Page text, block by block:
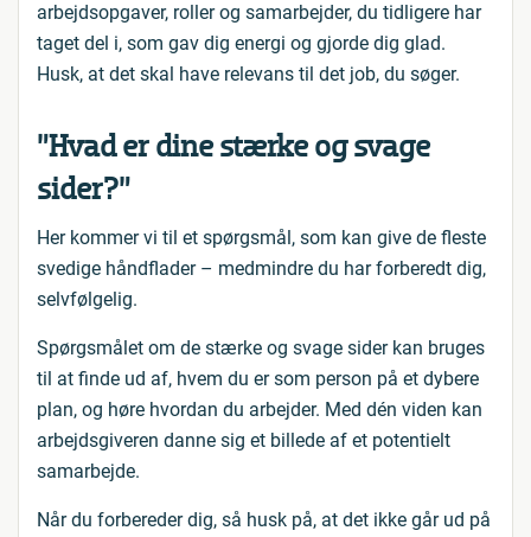
arbejdsopgaver, roller og samarbejder, du tidligere har
taget del i, som gav dig energi og gjorde dig glad.
Husk, at det skal have relevans til det job, du søger.
”Hvad er dine stærke og svage
sider?”
Her kommer vi til et spørgsmål, som kan give de fleste
svedige håndflader – medmindre du har forberedt dig,
selvfølgelig.
Spørgsmålet om de stærke og svage sider kan bruges
til at finde ud af, hvem du er som person på et dybere
plan, og høre hvordan du arbejder. Med dén viden kan
arbejdsgiveren danne sig et billede af et potentielt
samarbejde.
Når du forbereder dig, så husk på, at det ikke går ud på